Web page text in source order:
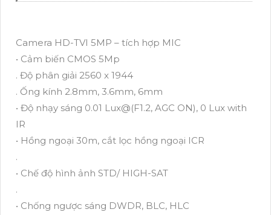
Camera HD-TVI 5MP – tích hợp MIC
• Cảm biến CMOS 5Mp
. Độ phân giải 2560 x 1944
. Ống kính 2.8mm, 3.6mm, 6mm
• Độ nhạy sáng 0.01 Lux@(F1.2, AGC ON), 0 Lux with
IR
• Hồng ngoại 30m, cắt lọc hồng ngoại ICR
.
• Chế độ hình ảnh STD/ HIGH-SAT
.
• Chống ngược sáng DWDR, BLC, HLC